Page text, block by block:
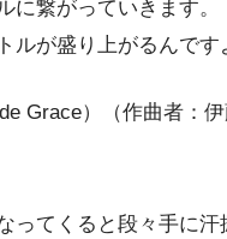
に繋がっていきます。
ルが盛り上がるんです
Grace）（作曲者：伊
ってくると段々手に汗